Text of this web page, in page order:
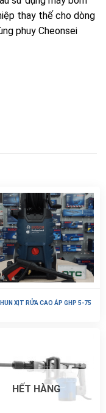
thay thế cho dòng
phuy Cheonsei
XỊT RỬA CAO ÁP GHP 5-75
HẾT HÀNG